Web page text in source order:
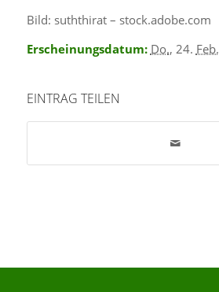
Bild: suththirat – stock.adobe.com
Erscheinungsdatum: Do., 24. Feb.
EINTRAG TEILEN